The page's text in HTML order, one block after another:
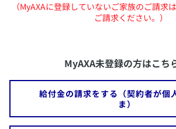
（MyAXAに登録していないご家族のご請求
ご請求ください。）
MyAXA未登録の方はこち
給付金の請求をする（契約者が個
ま）